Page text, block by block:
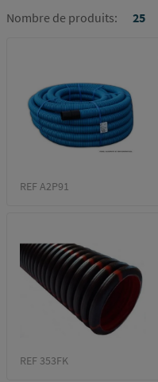
Nombre de produits: 25
REF A2P91
REF 353FK